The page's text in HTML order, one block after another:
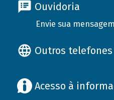
Ouvidoria
Envie sua mensagem
Outros
Acesso à